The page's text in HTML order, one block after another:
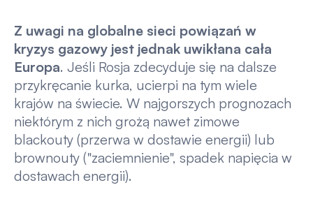
Z uwagi na globalne sieci powiązań w
kryzys gazowy jest jednak uwikłana cała
Europa. Jeśli Rosja zdecyduje się na dalsze
przykręcanie kurka, ucierpi na tym wiele
krajów na świecie. W najgorszych prognozach
niektórym z nich grożą nawet zimowe
blackouty (przerwa w dostawie energii) lub
brownouty ("zaciemnienie", spadek napięcia w
dostawach energii).